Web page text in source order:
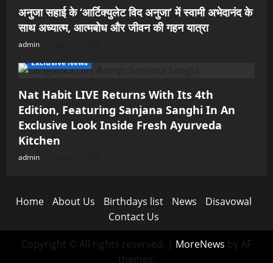
अनुजा सहाई के ‘आर्टिक्युलेट विद अनुजा’ में स्वामी अभेदानंद के
साथ अध्यात्म, आत्मबोध और जीवन की गहन यात्रा
admin
Exclusive News
Nat Habit LIVE Returns With Its 4th
Edition, Featuring Sanjana Sanghi In An
Exclusive Look Inside Fresh Ayurveda
Kitchen
admin
Home About Us Birthdays list News
Disavowal
Contact Us
Copyright © All rights reserved. | MoreNews by AF
themes.